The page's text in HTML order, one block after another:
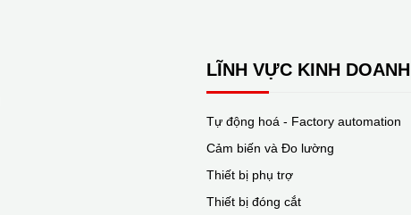
LĨNH VỰC KINH DOANH
Tự động hoá - Factory automation
Cảm biến và Đo lường
Thiết bị phụ trợ
Thiết bị đóng cắt